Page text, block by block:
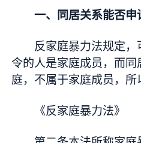
一、同居关系能否申
反家庭暴力法规定
令的人是家庭成员，而同
庭，不属于家庭成员，所
《反家庭暴力法》